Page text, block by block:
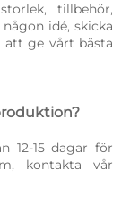
tillbehör,
idé, skicka
att ge vårt bästa
12-15 dagar för
kontakta vår